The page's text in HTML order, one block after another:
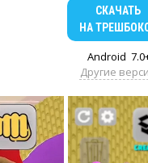
СКАЧАТЬ
НА
Android
Другие